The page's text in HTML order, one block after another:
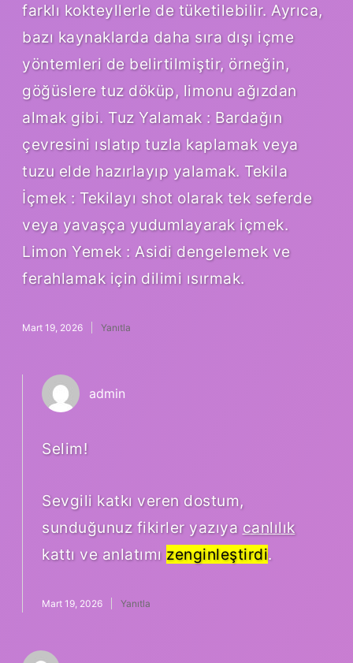
farklı kokteyllerle de tüketilebilir. Ayrıca,
bazı kaynaklarda daha sıra dışı içme
yöntemleri de belirtilmiştir, örneğin,
göğüslere tuz döküp, limonu ağızdan
almak gibi. Tuz Yalamak : Bardağın
çevresini ıslatıp tuzla kaplamak veya
tuzu elde hazırlayıp yalamak. Tekila
İçmek : Tekilayı shot olarak tek seferde
veya yavaşça yudumlayarak içmek.
Limon Yemek : Asidi dengelemek ve
ferahlamak için dilimi ısırmak.
Mart 19, 2026 Yanıtla
admin
Selim!
Sevgili katkı veren dostum,
sunduğunuz fikirler yazıya canlılık
kattı ve anlatımı zenginleştirdi.
Mart 19, 2026 Yanıtla